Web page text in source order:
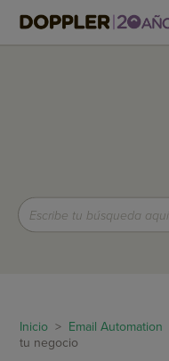
Inicio > Email Automation
tu negocio